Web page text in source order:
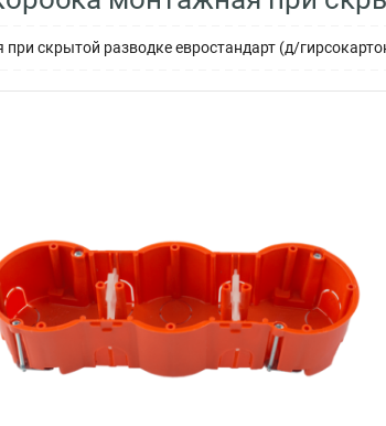
скрытой разводке евростандарт (д/